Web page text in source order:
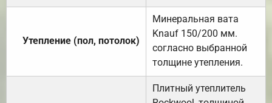
Утепление (пол, потолок)
Минеральная вата
Knauf 150/200 мм.
согласно выбранной
толщине утепления.
Плитный утеплитель